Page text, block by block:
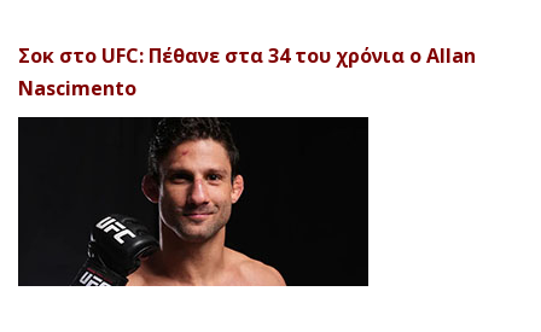
Σοκ στο UFC: Πέθανε στα 34 του χρόνια ο Allan
Nascimento